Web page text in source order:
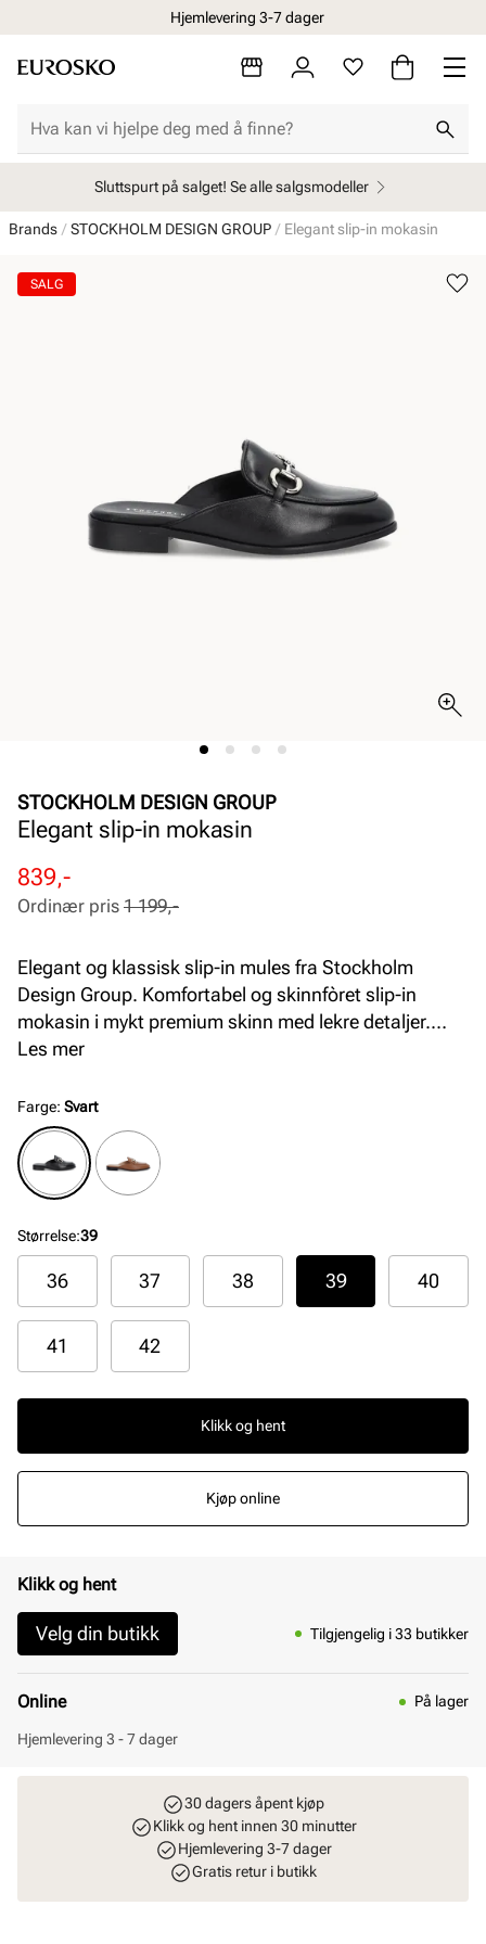
Hjemlevering 3-7 dager
Sluttspurt på salget! Se alle salgsmodeller
Brands STOCKHOLM DESIGN GROUP Elegant slip-in mokasin
SALG
STOCKHOLM DESIGN GROUP
Elegant slip-in mokasin
Rabattert
pris
839,-
Ordinær
pris
Ordinær pris 1 199,-
Elegant og klassisk slip-in mules fra Stockholm
Design Group. Komfortabel og skinnfòret slip-in
mokasin i mykt premium skinn med lekre detaljer.
Modellen har en komfortabel og fleksibel såle som gir
Les mer
Farge: Svart
Størrelse:39
36 37 38 39 40
41 42
Klikk og hent
Kjøp online
Klikk og hent
Velg din butikk Tilgjengelig i 33 butikker
Online På lager
Hjemlevering 3 - 7 dager
30 dagers åpent kjøp
Klikk og hent innen 30 minutter
Hjemlevering 3-7 dager
Gratis retur i butikk